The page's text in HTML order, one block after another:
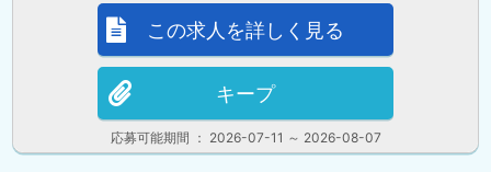
応募可能期間 ： 2026-07-11 ～ 2026-08-07
この求人を詳しく見る
キープ